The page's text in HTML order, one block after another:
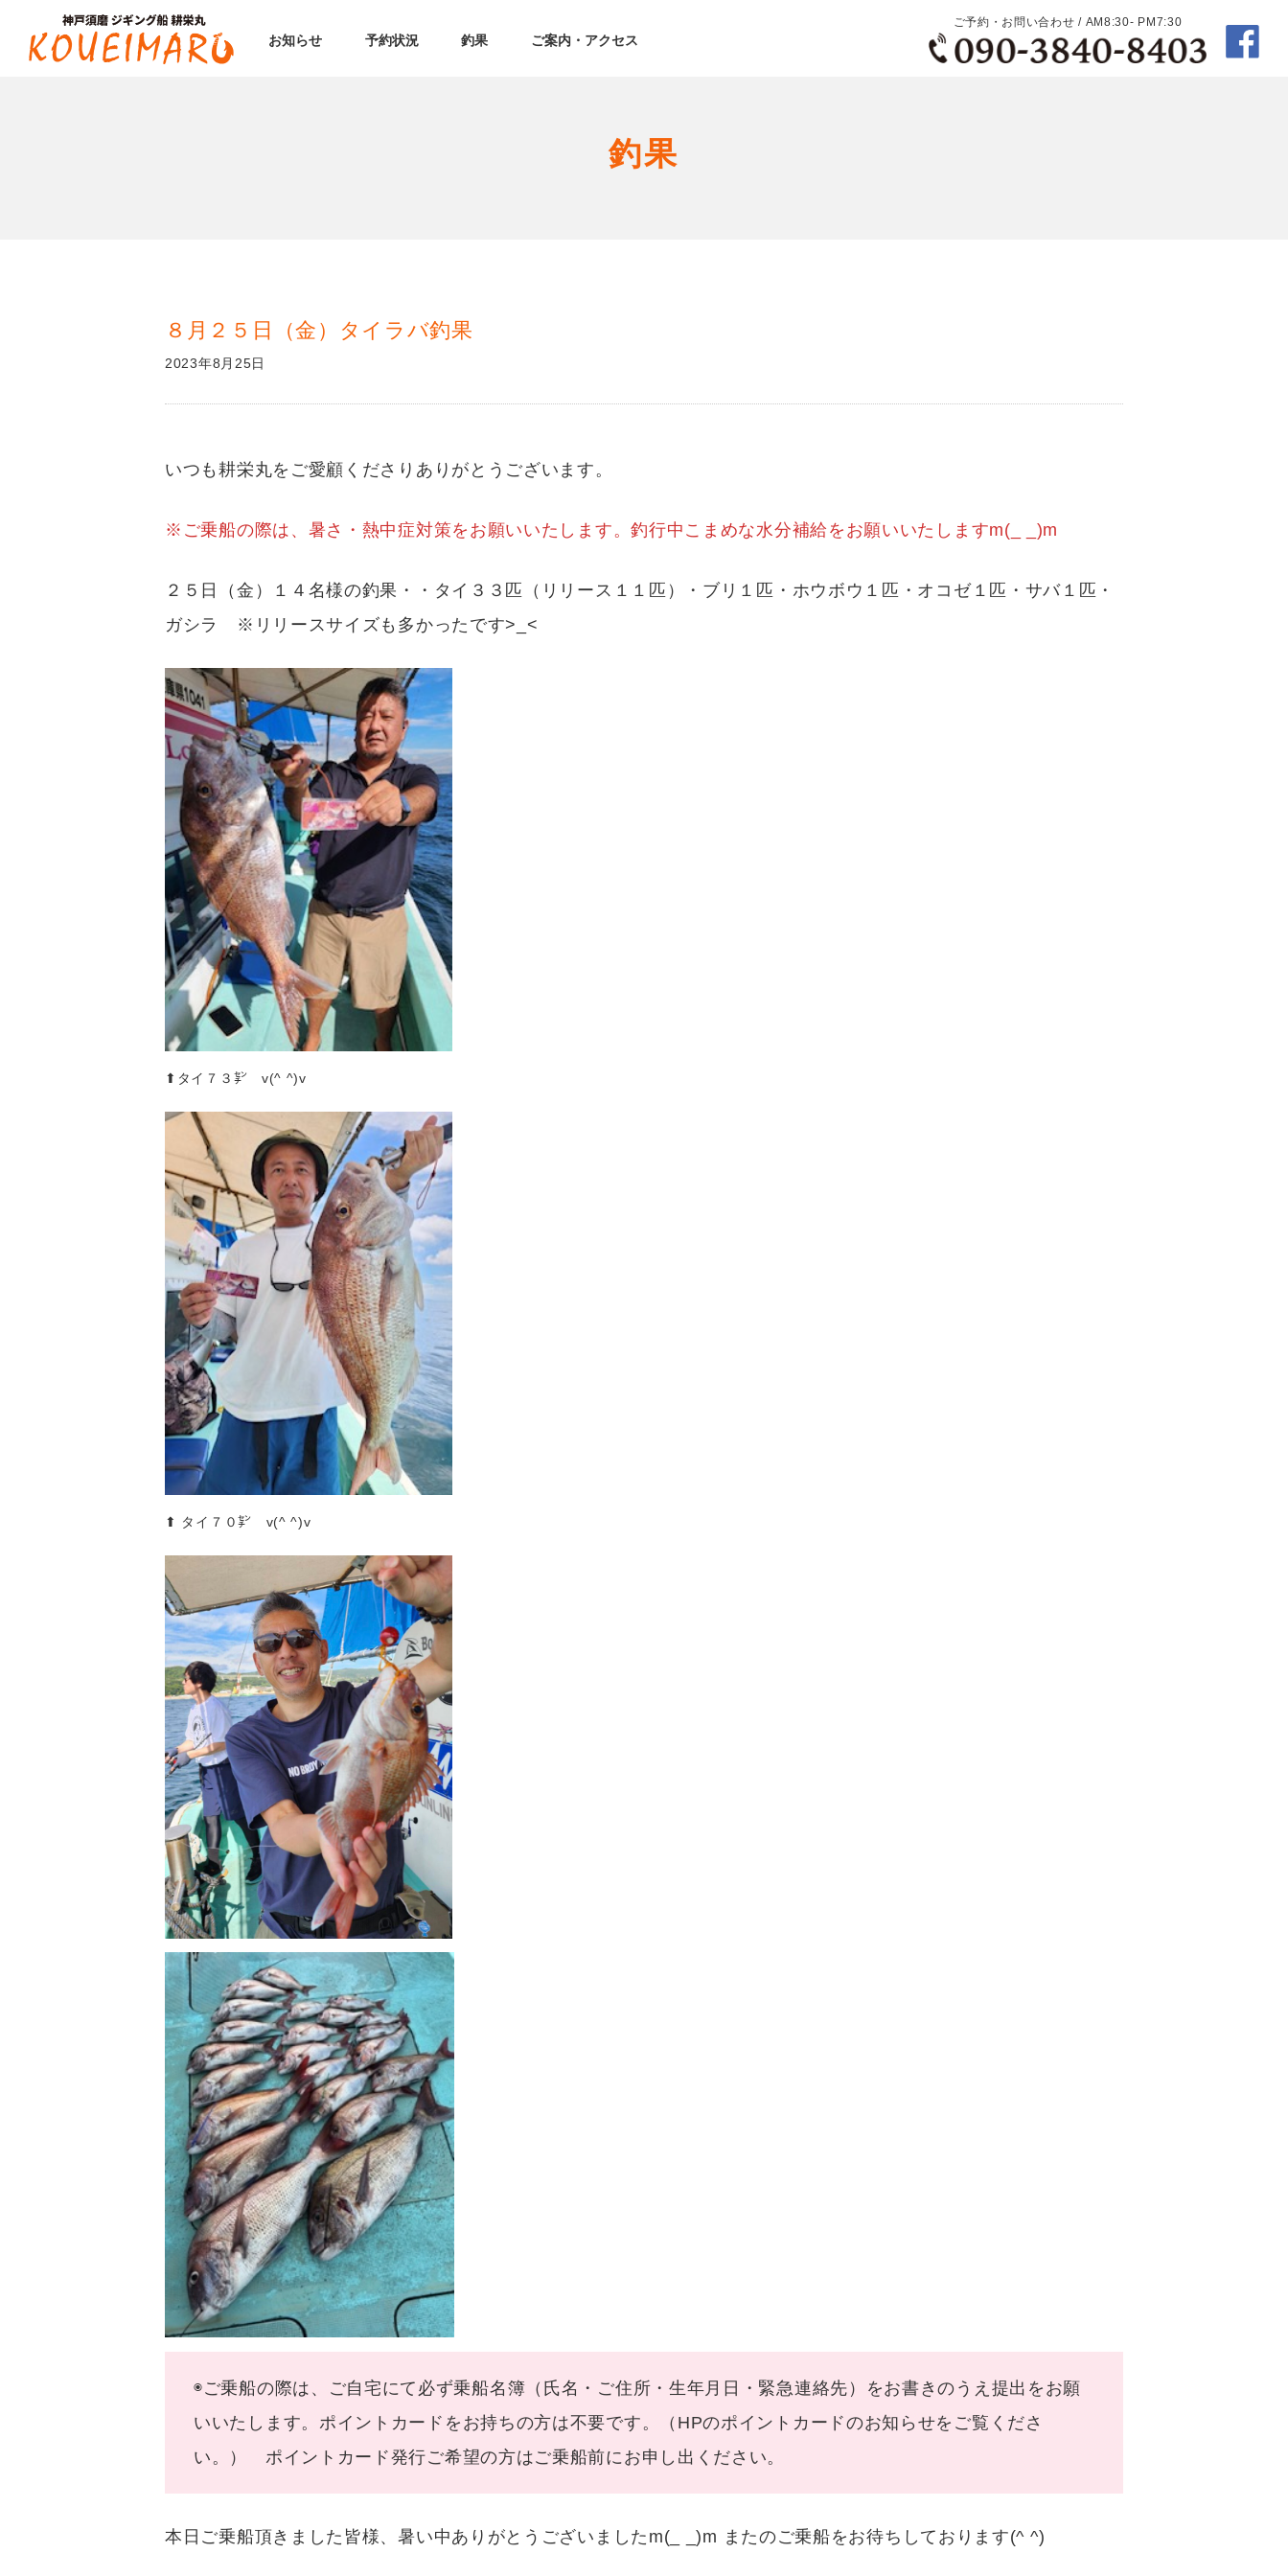
お知らせ 予約状況 釣果 ご案内・アクセス
ご予約・お問い合わせ / AM8:30- PM7:30
釣果
８月２５日（金）タイラバ釣果
2023年8月25日
いつも耕栄丸をご愛顧くださりありがとうございます。
※ご乗船の際は、暑さ・熱中症対策をお願いいたします。釣行中こまめな水分補給をお願いいたしますm(_ _)m
２５日（金）１４名様の釣果・・タイ３３匹（リリース１１匹）・ブリ１匹・ホウボウ１匹・オコゼ１匹・サバ１匹・
ガシラ ※リリースサイズも多かったです>_<
⬆︎タイ７３㌢ v(^ ^)v
⬆︎ タイ７０㌢ v(^ ^)v
◉ご乗船の際は、ご自宅にて必ず乗船名簿（氏名・ご住所・生年月日・緊急連絡先）をお書きのうえ提出をお願
いいたします。ポイントカードをお持ちの方は不要です。（HPのポイントカードのお知らせをご覧くださ
い。） ポイントカード発行ご希望の方はご乗船前にお申し出ください。
本日ご乗船頂きました皆様、暑い中ありがとうございましたm(_ _)m またのご乗船をお待ちしております(^ ^)